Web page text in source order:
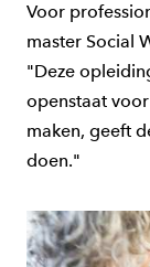
Voor
master Social
"Deze
openstaat
maken, geeft
doen."